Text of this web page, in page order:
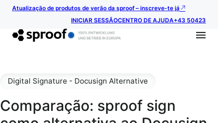
Atualização de produtos de verão da sproof – inscreve-te já
INICIAR SESSÃOCENTRO DE AJUDA+43 50423
Comparação: sproof sign
Digital Signature - Docusign Alternative